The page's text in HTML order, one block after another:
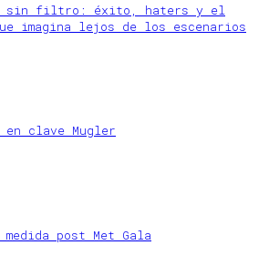
sin filtro: éxito, haters y el
imagina lejos de los escenarios
clave Mugler
post Met Gala